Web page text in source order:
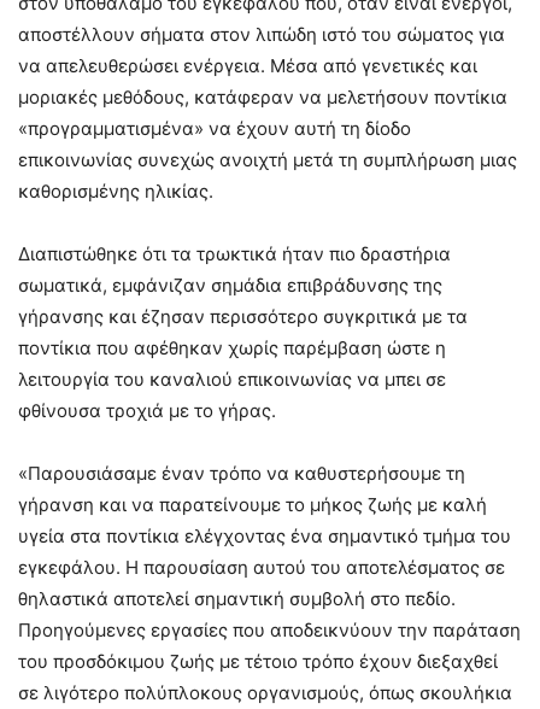
αποστέλλουν σήματα στον λιπώδη ιστό του σώματος για
να απελευθερώσει ενέργεια. Μέσα από γενετικές και
μοριακές μεθόδους, κατάφεραν να μελετήσουν ποντίκια
«προγραμματισμένα» να έχουν αυτή τη δίοδο
επικοινωνίας συνεχώς ανοιχτή μετά τη συμπλήρωση μιας
καθορισμένης ηλικίας.
Διαπιστώθηκε ότι τα τρωκτικά ήταν πιο δραστήρια
σωματικά, εμφάνιζαν σημάδια επιβράδυνσης της
γήρανσης και έζησαν περισσότερο συγκριτικά με τα
ποντίκια που αφέθηκαν χωρίς παρέμβαση ώστε η
λειτουργία του καναλιού επικοινωνίας να μπει σε
φθίνουσα τροχιά με το γήρας.
«Παρουσιάσαμε έναν τρόπο να καθυστερήσουμε τη
γήρανση και να παρατείνουμε το μήκος ζωής με καλή
υγεία στα ποντίκια ελέγχοντας ένα σημαντικό τμήμα του
εγκεφάλου. Η παρουσίαση αυτού του αποτελέσματος σε
θηλαστικά αποτελεί σημαντική συμβολή στο πεδίο.
Προηγούμενες εργασίες που αποδεικνύουν την παράταση
του προσδόκιμου ζωής με τέτοιο τρόπο έχουν διεξαχθεί
σε λιγότερο πολύπλοκους οργανισμούς, όπως σκουλήκια